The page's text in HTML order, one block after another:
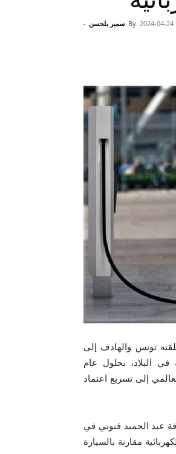
By سمير بلحسن - 2024-04-24
تونس والهادف إلى
في البلاد، بحلول عام
إلى تسريع اعتماد
عبد الحميد قنوني في
السيارة الكهربائية مقارنة بالسيارة